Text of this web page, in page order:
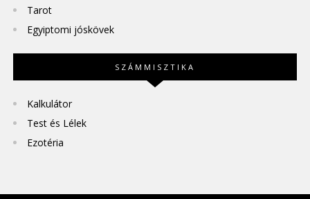
Tarot
Egyiptomi jóskövek
SZÁMMISZTIKA
Kalkulátor
Test és Lélek
Ezotéria